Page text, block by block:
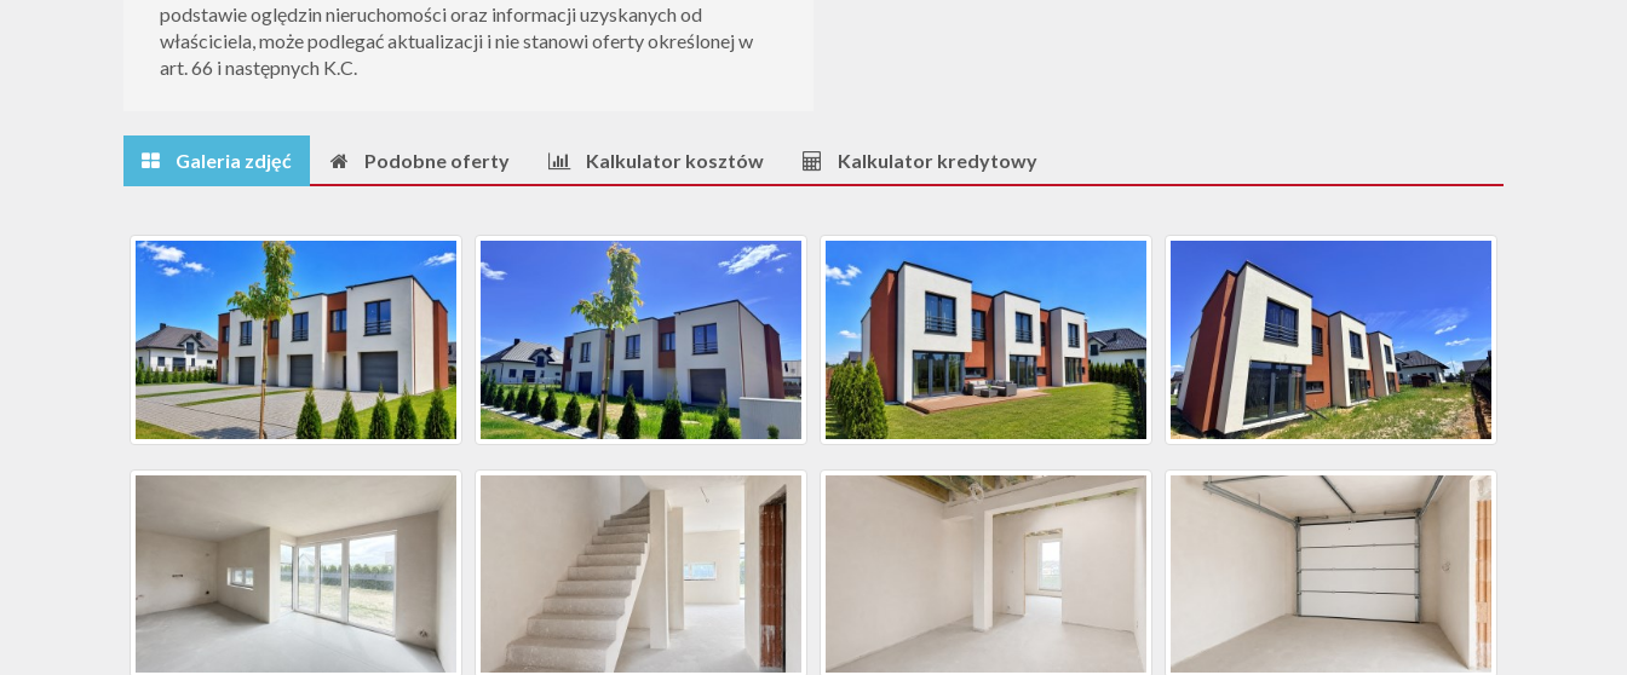
podstawie oględzin nieruchomości oraz informacji uzyskanych od
właściciela, może podlegać aktualizacji i nie stanowi oferty określonej w
art. 66 i następnych K.C.
Galeria zdjęć Podobne oferty Kalkulator kosztów Kalkulator kredytowy